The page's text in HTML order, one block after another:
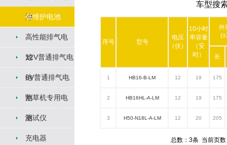
池
低维护电池
高性能排气电
池
12V普通排气电
池
6V普通排气电
池
割草机专用电
池
测试仪
充电器
车型搜
序号 型号
电压
（伏）
10小时
率容量
（安
时）
外
长
1 HB16-B-LM 12 19 175
2 HB16HL-A-LM 12 19 175
3 H50-N18L-A-LM 12 20 205
总数：3条 当前页数